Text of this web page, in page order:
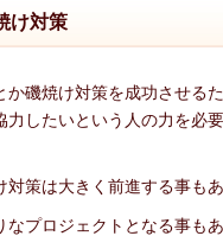
け対策
磯焼け対策を成功させる
したいという人の力を必
策は大きく前進する事もあ
プロジェクトとなる事も